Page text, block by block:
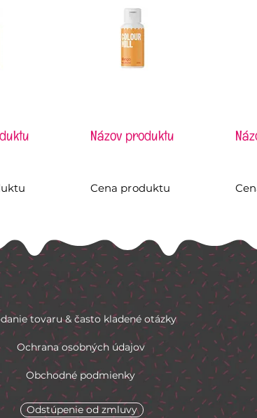
Názov produktu
Cena produktu
tovaru & často kladené otázky
Ochrana osobných údajov
Obchodné podmienky
Odstúpenie od zmluvy